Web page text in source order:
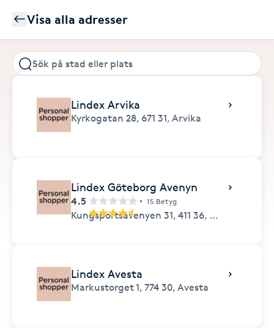
Visa alla adresser
Lindex Arvika
Kyrkogatan 28, 671 31, Arvika
Lindex Göteborg Avenyn
4.5 15 Betyg
Kungsportsavenyen 31, 411 36, Göteborg
Lindex Avesta
Markustorget 1, 774 30, Avesta